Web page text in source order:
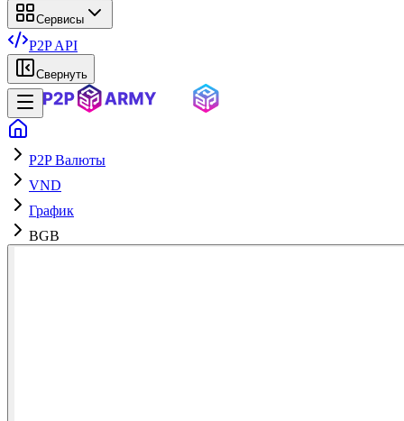
Сервисы
P2P API
Свернуть
P2P Валюты
VND
График
BGB